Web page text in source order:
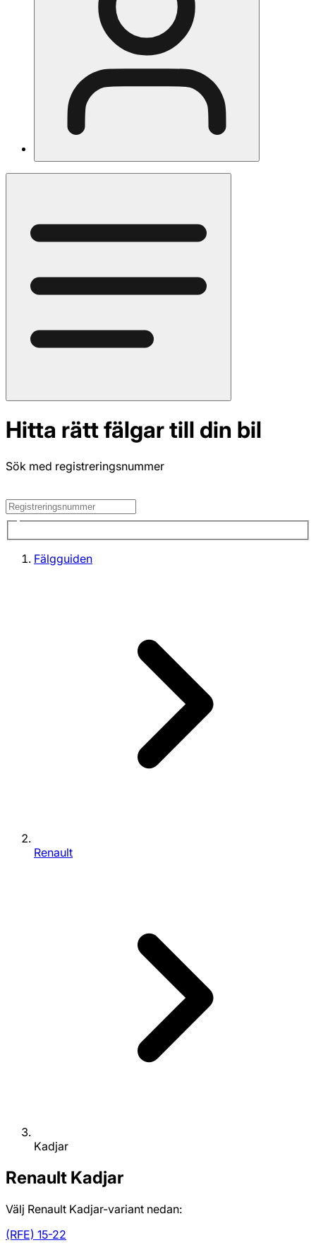
Hitta rätt fälgar till din bil
Sök med registreringsnummer
Fälgguiden
Renault
Kadjar
Renault Kadjar
Välj Renault Kadjar-variant nedan:
(RFE) 15-22